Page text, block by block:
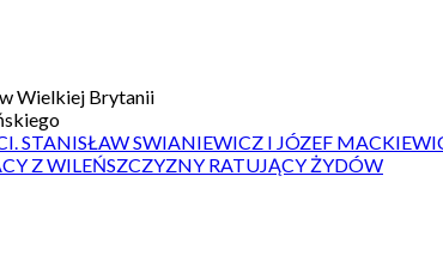
Wielkiej Brytanii
STANISŁAW SWIANIEWICZ I JÓZEF
Z WILEŃSZCZYZNY RATUJĄCY ŻYDÓW